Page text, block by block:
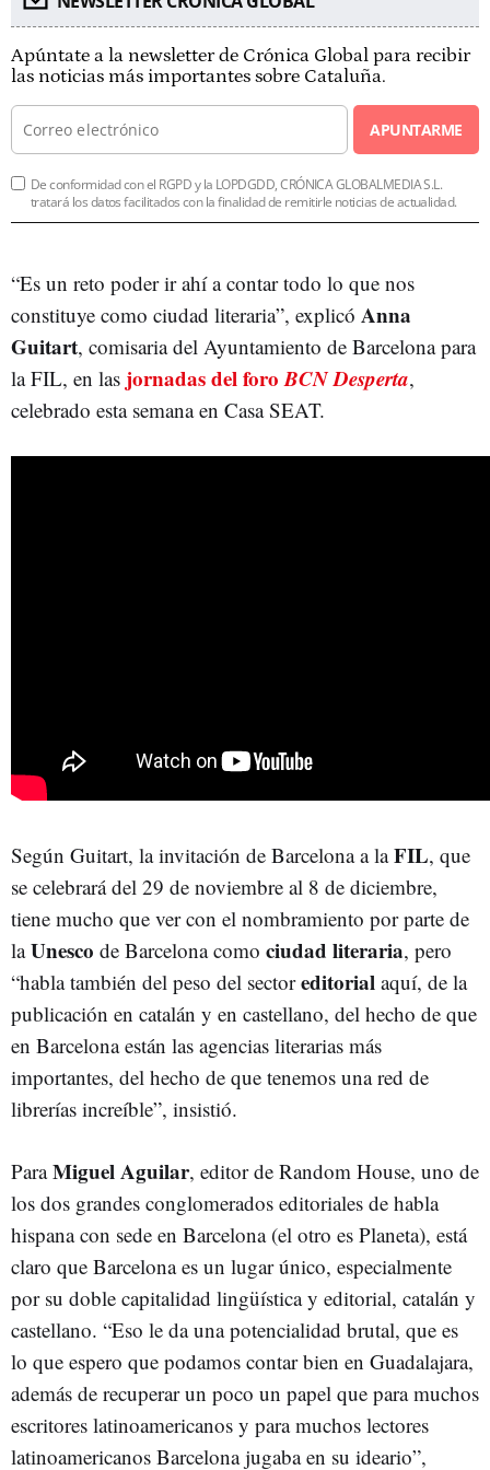
Apúntate a la newsletter de Crónica Global para recibir
las noticias más importantes sobre Cataluña.
APUNTARME
De conformidad con el RGPD y la LOPDGDD, CRÓNICA GLOBALMEDIA S.L.
tratará los datos facilitados con la finalidad de remitirle noticias de actualidad.
“Es un reto poder ir ahí a contar todo lo que nos
constituye como ciudad literaria”, explicó Anna
Guitart, comisaria del Ayuntamiento de Barcelona para
la FIL, en las jornadas del foroBCN Desperta,
celebrado esta semana en Casa SEAT.
Según Guitart, la invitación de Barcelona a laFIL, que
se celebrará del 29 de noviembre al 8 de diciembre,
tiene mucho que ver con el nombramiento por parte de
laUnesco de Barcelona como ciudad literaria, pero
“habla también del peso del sectoreditorial aquí, de la
publicación en catalán y en castellano, del hecho de que
en Barcelona están las agencias literarias más
importantes, del hecho de que tenemos una red de
librerías increíble”, insistió.
ParaMiguel Aguilar, editor de Random House, uno de
los dos grandes conglomerados editoriales de habla
hispana con sede en Barcelona (el otro es Planeta), está
claro que Barcelona es un lugar único, especialmente
por su doble capitalidad lingüística y editorial, catalán y
castellano. “Eso le da una potencialidad brutal, que es
lo que espero que podamos contar bien en Guadalajara,
además de recuperar un poco un papel que para muchos
escritores latinoamericanos y para muchos lectores
latinoamericanos Barcelona jugaba en su ideario”,